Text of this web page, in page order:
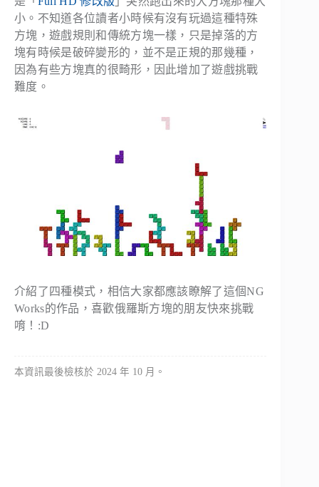
小。不知道各位讀者小時候有沒有玩過這種特殊
方塊，遊戲規則和傳統方塊一樣，只是掉落的方
塊有時候是破碎變形的，並不是正規的那幾種，
因為有些方塊真的很畸形，因此增加了遊戲挑戰
難度。
介紹了四種模式，相信大家都應該瞭解了這個NG
Works的作品，喜歡俄羅斯方塊的朋友快來挑戰
唷！:D
本資訊最後檢核於 2024 年 10 月。